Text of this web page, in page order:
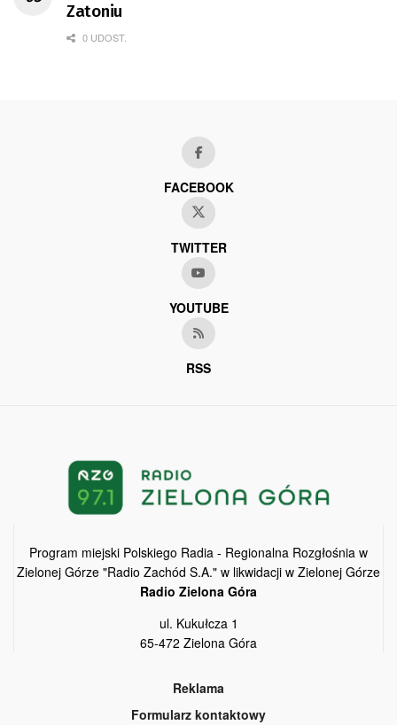
Zatoniu
0 UDOST.
FACEBOOK
TWITTER
YOUTUBE
RSS
Program miejski Polskiego Radia - Regionalna Rozgłośnia w
Zielonej Górze "Radio Zachód S.A." w likwidacji w Zielonej Górze
Radio Zielona Góra
ul. Kukułcza 1
65-472 Zielona Góra
Reklama
Formularz kontaktowy